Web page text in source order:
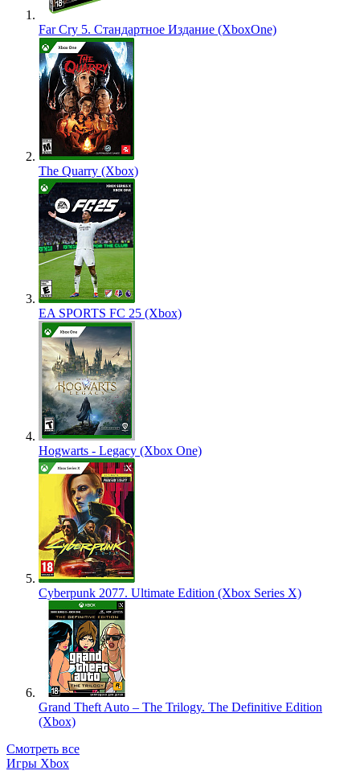
Far Cry 5. Стандартное Издание (XboxOne)
The Quarry (Xbox)
EA SPORTS FC 25 (Xbox)
Hogwarts - Legacy (Xbox One)
Cyberpunk 2077. Ultimate Edition (Xbox Series X)
Grand Theft Auto – The Trilogy. The Definitive Edition
(Xbox)
Смотреть все
Игры Xbox